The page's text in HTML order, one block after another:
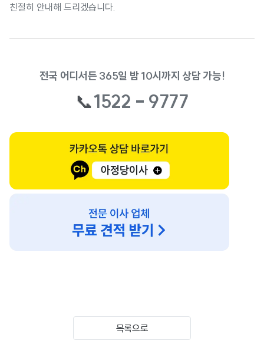
친절히 안내해 드리겠습니다.
전국 어디서든 365일 밤 10시까지 상담 가능!
📞1522 - 9777
목록으로